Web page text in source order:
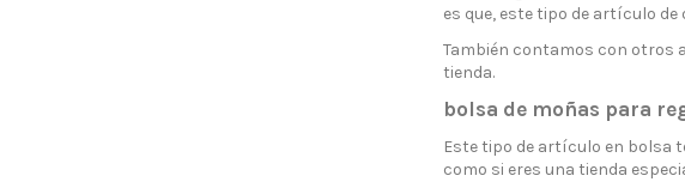
es que, este tipo de artículo
También contamos con otros
tienda.
bolsa de moñas para
Este tipo de artículo en bolsa
como si eres una tienda